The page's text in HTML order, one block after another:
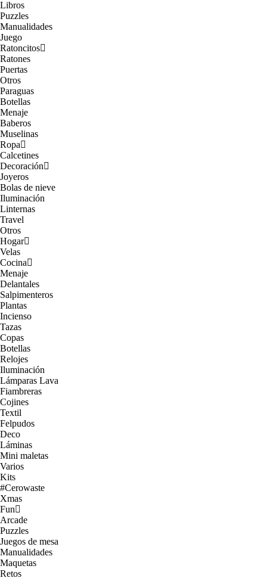
Libros
Puzzles
Manualidades
Juego
Ratoncitos
Ratones
Puertas
Otros
Paraguas
Botellas
Menaje
Baberos
Muselinas
Ropa
Calcetines
Decoración
Joyeros
Bolas de nieve
Iluminación
Linternas
Travel
Otros
Hogar
Velas
Cocina
Menaje
Delantales
Salpimenteros
Plantas
Incienso
Tazas
Copas
Botellas
Relojes
Iluminación
Lámparas Lava
Fiambreras
Cojines
Textil
Felpudos
Deco
Láminas
Mini maletas
Varios
Kits
#Cerowaste
Xmas
Fun
Arcade
Puzzles
Juegos de mesa
Manualidades
Maquetas
Retos